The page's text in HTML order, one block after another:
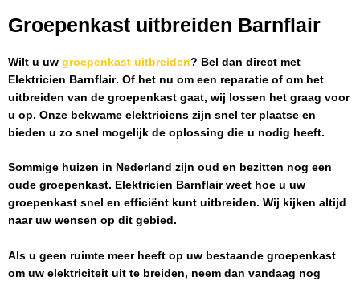
Groepenkast uitbreiden Barnflair
Wilt u uw groepenkast uitbreiden? Bel dan direct met
Elektricien Barnflair. Of het nu om een reparatie of om het
uitbreiden van de groepenkast gaat, wij lossen het graag voor
u op. Onze bekwame elektriciens zijn snel ter plaatse en
bieden u zo snel mogelijk de oplossing die u nodig heeft.
Sommige huizen in Nederland zijn oud en bezitten nog een
oude groepenkast. Elektricien Barnflairweet hoe u uw
groepenkast snel en efficiënt kunt uitbreiden. Wij kijken altijd
naar uw wensen op dit gebied.
Als u geen ruimte meer heeft op uw bestaande groepenkast
om uw elektriciteit uit te breiden, neem dan vandaag nog